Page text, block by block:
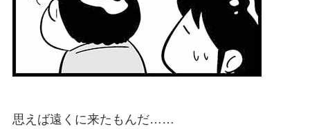
思えば遠くに来たもんだ……